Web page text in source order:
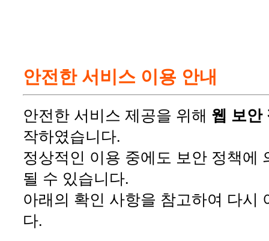
안전한 서비스 이용 안내
안전한 서비스 제공을 위해 웹 보안
작하였습니다.
정상적인 이용 중에도 보안 정책에
될 수 있습니다.
아래의 확인 사항을 참고하여 다시
다.